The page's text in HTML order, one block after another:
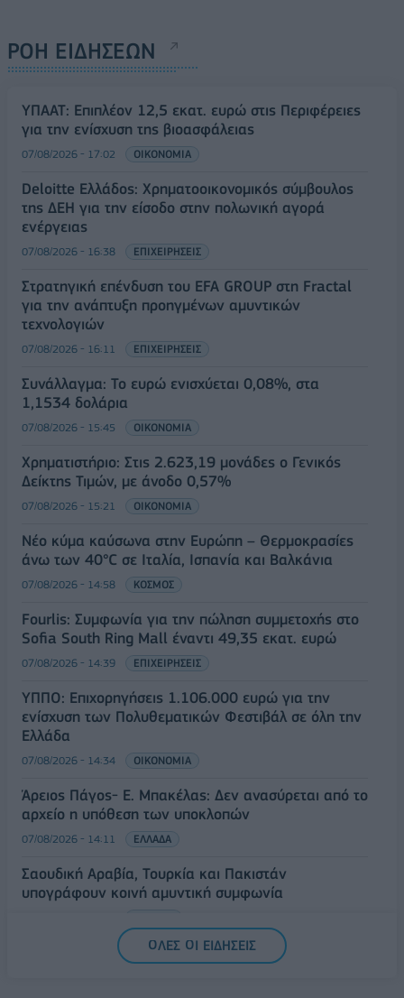
ΡΟΗ ΕΙΔΗΣΕΩΝ
ΥΠΑΑΤ: Επιπλέον 12,5 εκατ. ευρώ στις Περιφέρειες
για την ενίσχυση της βιοασφάλειας
07/08/2026 - 17:02 ΟΙΚΟΝΟΜΙΑ
Deloitte Ελλάδος: Χρηματοοικονομικός σύμβουλος
της ΔΕΗ για την είσοδο στην πολωνική αγορά
ενέργειας
07/08/2026 - 16:38 ΕΠΙΧΕΙΡΗΣΕΙΣ
Στρατηγική επένδυση του EFA GROUP στη Fractal
για την ανάπτυξη προηγμένων αμυντικών
τεχνολογιών
07/08/2026 - 16:11 ΕΠΙΧΕΙΡΗΣΕΙΣ
Συνάλλαγμα: Το ευρώ ενισχύεται 0,08%, στα
1,1534 δολάρια
07/08/2026 - 15:45 ΟΙΚΟΝΟΜΙΑ
Χρηματιστήριο: Στις 2.623,19 μονάδες ο Γενικός
Δείκτης Τιμών, με άνοδο 0,57%
07/08/2026 - 15:21 ΟΙΚΟΝΟΜΙΑ
Νέο κύμα καύσωνα στην Ευρώπη – Θερμοκρασίες
άνω των 40°C σε Ιταλία, Ισπανία και Βαλκάνια
07/08/2026 - 14:58 ΚΟΣΜΟΣ
Fourlis: Συμφωνία για την πώληση συμμετοχής στο
Sofia South Ring Mall έναντι 49,35 εκατ. ευρώ
07/08/2026 - 14:39 ΕΠΙΧΕΙΡΗΣΕΙΣ
ΥΠΠΟ: Επιχορηγήσεις 1.106.000 ευρώ για την
ενίσχυση των Πολυθεματικών Φεστιβάλ σε όλη την
Ελλάδα
07/08/2026 - 14:34 ΟΙΚΟΝΟΜΙΑ
Άρειος Πάγος- Ε. Μπακέλας: Δεν ανασύρεται από το
αρχείο η υπόθεση των υποκλοπών
07/08/2026 - 14:11 ΕΛΛΑΔΑ
Σαουδική Αραβία, Τουρκία και Πακιστάν
υπογράφουν κοινή αμυντική συμφωνία
ΟΛΕΣ ΟΙ ΕΙΔΗΣΕΙΣ